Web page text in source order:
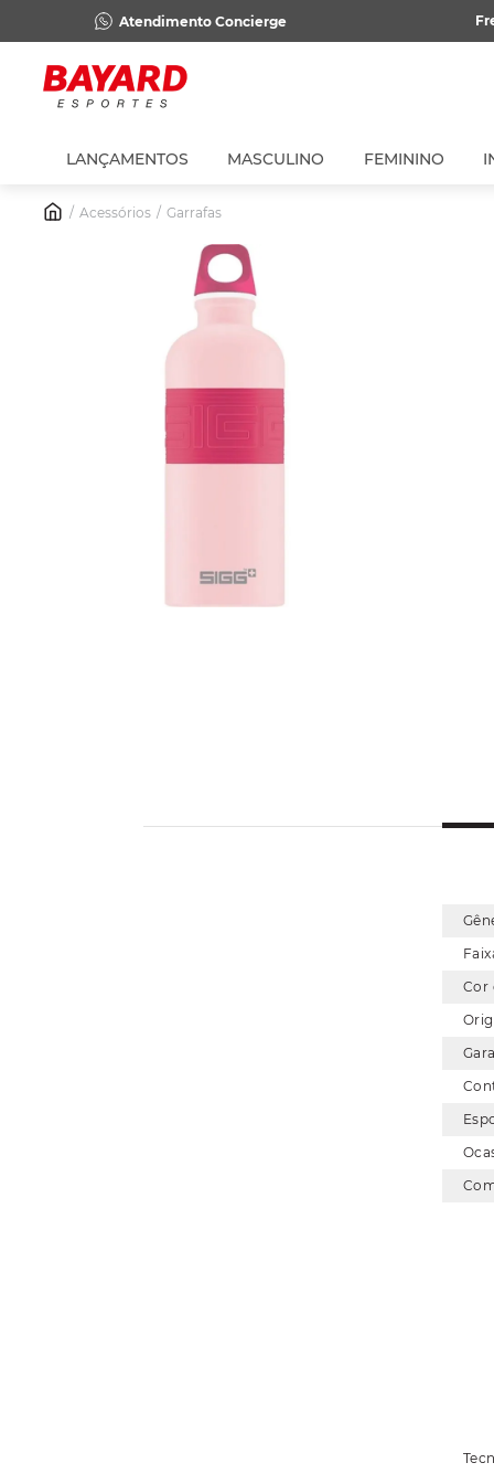
Atendimento Concierge
LANÇAMENTOS MASCULINO FEMININO
Acessórios Garrafas
Cor